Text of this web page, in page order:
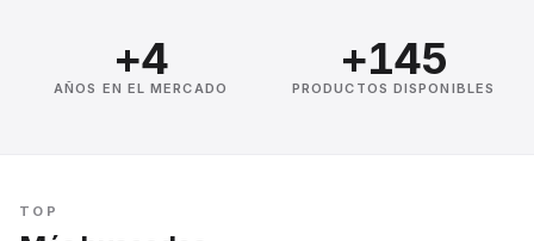
+4
AÑOS EN EL MERCADO
+145
PRODUCTOS DISPONIBLES
TOP